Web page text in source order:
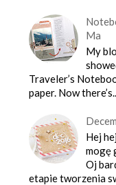
Ma
My
Traveler’s
paper. Now there’s...
Hej
mogę
Oj
etapie tworzenia